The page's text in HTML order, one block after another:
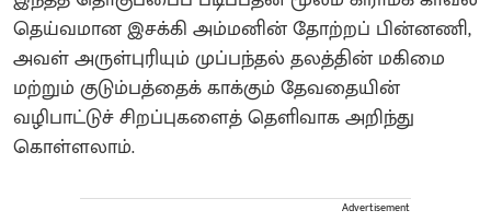
தெய்வமான இசக்கி அம்மனின் தோற்றப் பின்னணி,
அவள் அருள்புரியும் முப்பந்தல் தலத்தின் மகிமை
மற்றும் குடும்பத்தைக் காக்கும் தேவதையின்
வழிபாட்டுச் சிறப்புகளைத் தெளிவாக அறிந்து
கொள்ளலாம்.
Advertisement